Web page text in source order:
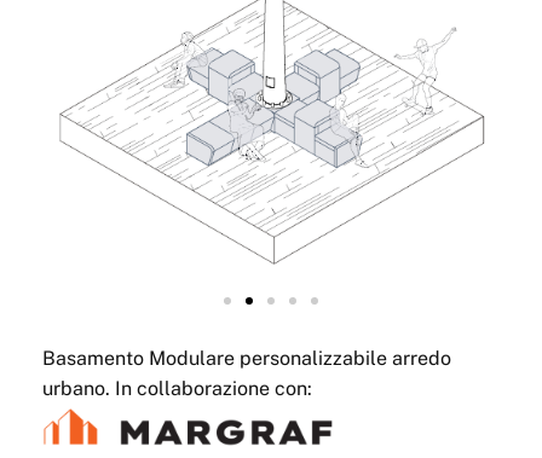
Basamento Modulare personalizzabile arredo
urbano. In collaborazione con: